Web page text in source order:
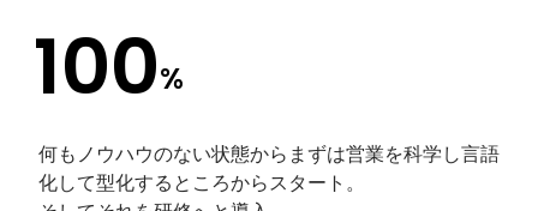
100%
何もノウハウのない状態からまずは営業を科学し言語
化して型化するところからスタート。